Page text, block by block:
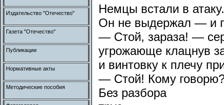
Немцы встали в
Он не выдержал — и
— Стой, зараза! —
угрожающе клацнув
и винтовку к плечу
— Стой! Кому
Без разбора
Издательство "Отечество"
Газета "Отечество"
Публикации
Нормативные акты
Методические пособия